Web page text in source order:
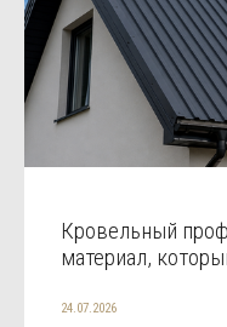
Кровельный
материал,
24.07.2026